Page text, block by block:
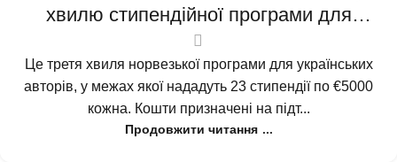
хвилю стипендійної програми для
письменників
Це третя хвиля норвезької програми для українських
авторів, у межах якої нададуть 23 стипендії по €5000
кожна. Кошти призначені на підт...
Продовжити читання